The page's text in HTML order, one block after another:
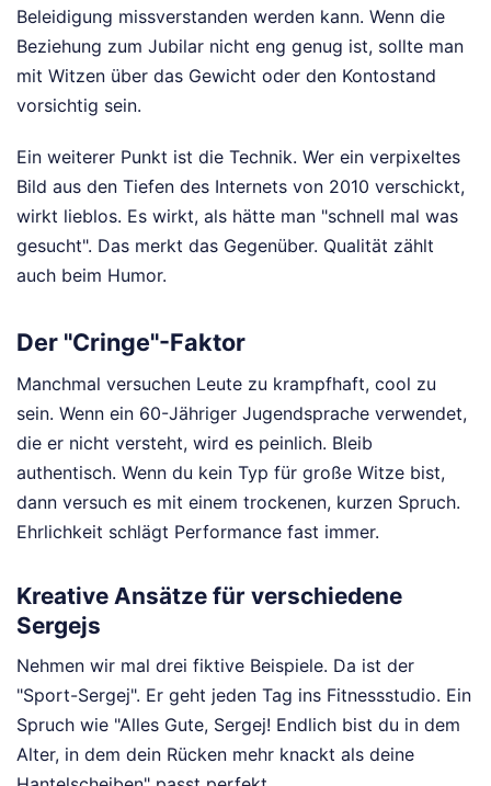
Beleidigung missverstanden werden kann. Wenn die
Beziehung zum Jubilar nicht eng genug ist, sollte man
mit Witzen über das Gewicht oder den Kontostand
vorsichtig sein.
Ein weiterer Punkt ist die Technik. Wer ein verpixeltes
Bild aus den Tiefen des Internets von 2010 verschickt,
wirkt lieblos. Es wirkt, als hätte man "schnell mal was
gesucht". Das merkt das Gegenüber. Qualität zählt
auch beim Humor.
Der "Cringe"-Faktor
Manchmal versuchen Leute zu krampfhaft, cool zu
sein. Wenn ein 60-Jähriger Jugendsprache verwendet,
die er nicht versteht, wird es peinlich. Bleib
authentisch. Wenn du kein Typ für große Witze bist,
dann versuch es mit einem trockenen, kurzen Spruch.
Ehrlichkeit schlägt Performance fast immer.
Kreative Ansätze für verschiedene
Sergejs
Nehmen wir mal drei fiktive Beispiele. Da ist der
"Sport-Sergej". Er geht jeden Tag ins Fitnessstudio. Ein
Spruch wie "Alles Gute, Sergej! Endlich bist du in dem
Alter, in dem dein Rücken mehr knackt als deine